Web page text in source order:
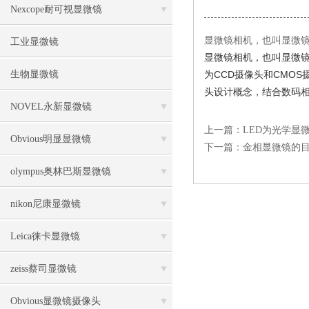
Nexcope耐可视显微镜
工业显微镜
生物显微镜
NOVEL永新显微镜
Obvious明显显微镜
olympus奥林巴斯显微镜
nikon尼康显微镜
Leica徕卡显微镜
zeiss蔡司显微镜
Obvious显微镜摄像头
显微镜相机，也叫显微
显微镜相机，也叫显微
为CCD摄像头和CMOS
头设计概念，结合数码
上一篇： LED为光学显
下一篇： 金相显微镜的